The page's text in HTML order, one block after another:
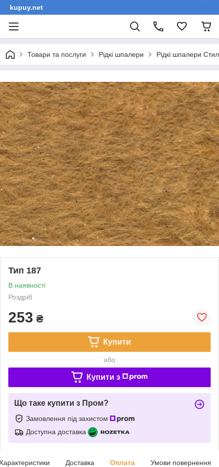
kupuy.net
Товари та послуги Рідкі шпалери Рідкі шпалери
Тип 187
В наявності
Роздріб
253 ₴
Купити
або
Купити з
Що таке купити з Пром?
Замовлення під захистом
Доступна доставка
Доставка Оплата Умови повернення